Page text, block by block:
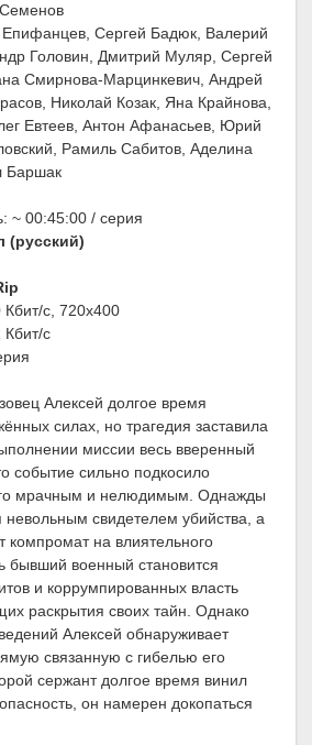
Сергей Бадюк, Валерий
Головин, Дмитрий Муляр, Сергей
Смирнова-Марцинкевич, Андрей
Николай Козак, Яна Крайнова,
Евтеев, Антон Афанасьев, Юрий
Рамиль Сабитов, Аделина
Баршак
~ 00:45:00 / серия
(русский)
с, 720x400
Кбит/с
Алексей долгое время
силах, но трагедия заставила
миссии весь вверенный
событие сильно подкосило
мрачным и нелюдимым. Однажды
невольным свидетелем убийства, а
компромат на влиятельного
бывший военный становится
и коррумпированных власть
раскрытия своих тайн. Однако
Алексей обнаруживает
связанную с гибелью его
сержант долгое время винил
он намерен докопаться